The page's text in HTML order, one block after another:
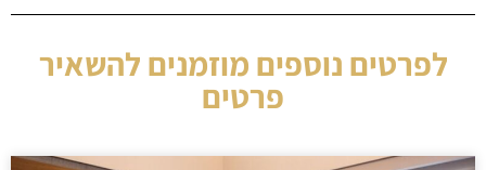
לפרטים נוספים מוזמנים להשאיר
פרטים